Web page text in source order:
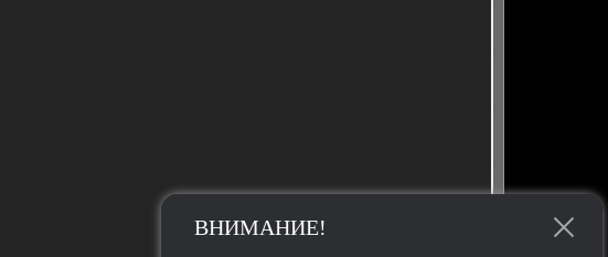
ВНИМАНИЕ!